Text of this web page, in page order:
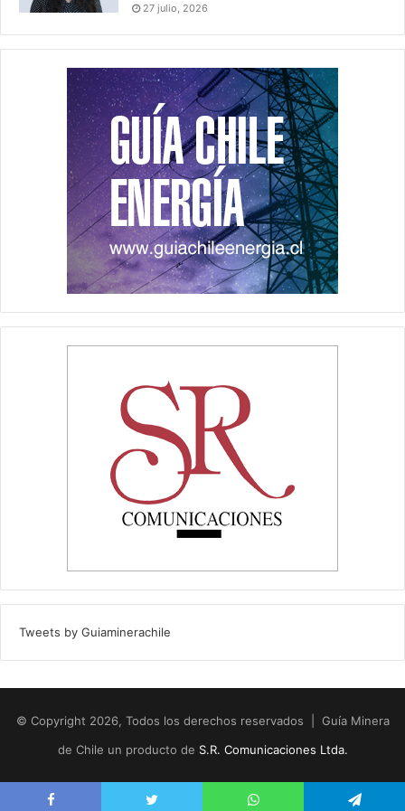
27 julio, 2026
Tweets by Guiaminerachile
© Copyright 2026, Todos los derechos reservados | Guía Minera
de Chile un producto de S.R. Comunicaciones Ltda.